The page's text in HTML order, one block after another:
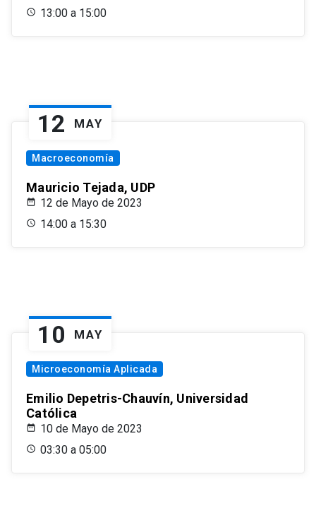
13:00 a 15:00
12 MAY
Macroeconomía
Mauricio Tejada, UDP
12 de Mayo de 2023
14:00 a 15:30
10 MAY
Microeconomía Aplicada
Emilio Depetris-Chauvín, Universidad
Católica
10 de Mayo de 2023
03:30 a 05:00